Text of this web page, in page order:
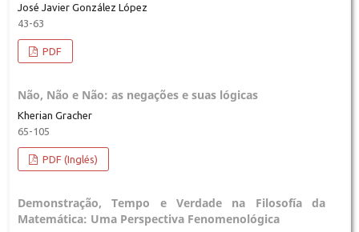
José Javier González López
43-63
PDF
Não, Não e Não: as negações e suas lógicas
Kherian Gracher
65-105
PDF (Inglés)
Demonstração, Tempo e Verdade na Filosofía da
Matemática: Uma Perspectiva Fenomenológica